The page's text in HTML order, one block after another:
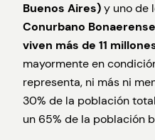
Buenos Aires)y uno de
Conurbano Bonaerense
viven más de 11
mayormente en
representa, ni más ni
30% de la población
un 65% de la población